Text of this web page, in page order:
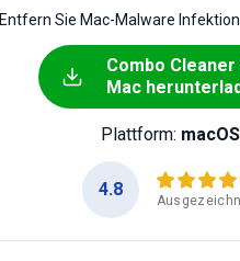
Entfern Sie Mac-Malware
Combo
Mac
Plattform: macOS
4.8